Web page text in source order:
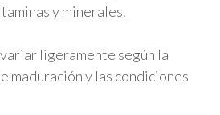
y minerales.
ligeramente según la
maduración y las condiciones